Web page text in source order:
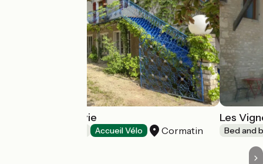
Couleurs de la vie
Accueil Vélo Cormatin
Les
Bed and